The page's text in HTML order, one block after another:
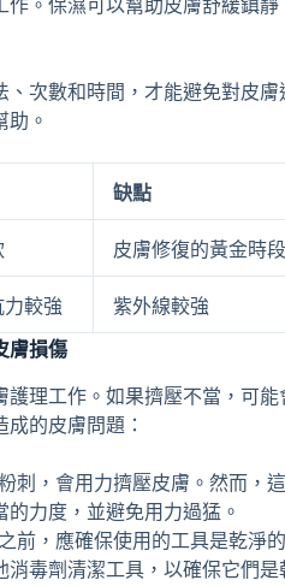
。保濕可以幫助皮膚舒緩鎮
次數和時間，才能避免對皮
助。
缺點
皮膚修復的黃金時
力較強 紫外線較強
膚損傷
理工作。如果擠壓不當，可
的皮膚問題：
刺，會用力擠壓皮膚。然而，
力度，並避免用力過猛。
前，應確保使用的工具是乾淨
毒劑清潔工具，以確保它們是